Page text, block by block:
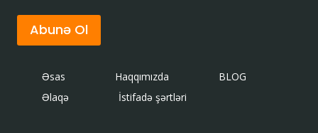
Abunə Ol
Əsas Haqqımızda
BLOG
Əlaqə
İstifadə şərtləri